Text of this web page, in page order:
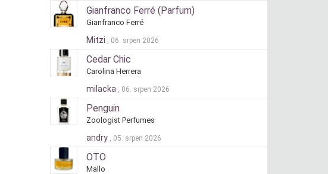
Gianfranco Ferré (Parfum)
Gianfranco Ferré
Mitzi , 06. srpen 2026
Cedar Chic
Carolina Herrera
milacka , 06. srpen 2026
Penguin
Zoologist Perfumes
andry , 05. srpen 2026
OTO
Mallo